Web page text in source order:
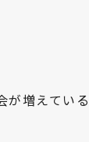
増えてい